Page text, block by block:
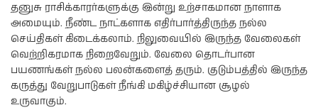
தனுசு ராசிக்காரர்களுக்கு இன்று உற்சாகமான நாளாக
அமையும். நீண்ட நாட்களாக எதிர்பார்த்திருந்த நல்ல
செய்திகள் கிடைக்கலாம். நிலுவையில் இருந்த வேலைகள்
வெற்றிகரமாக நிறைவேறும். வேலை தொடர்பான
பயணங்கள் நல்ல பலன்களைத் தரும். குடும்பத்தில் இருந்த
கருத்து வேறுபாடுகள் நீங்கி மகிழ்ச்சியான சூழல்
உருவாகும்.